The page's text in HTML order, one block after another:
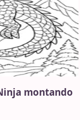
montando